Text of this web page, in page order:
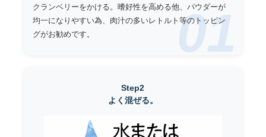
01
クランベリーをかける。嗜好性を高める他、パウダーが
均一になりやすい為、肉汁の多いレトルト等のトッピン
グがお勧めです。
Step2
よく混ぜる。